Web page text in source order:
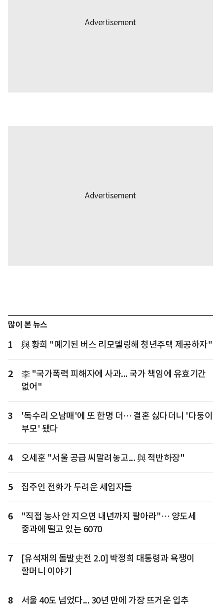
많이 본 뉴스
1 與 황희 "폐기된 버스 리모델링해 청년주택 제공하자"
2
李 "국가폭력 피해자에 사과... 국가 책임에 유효기간
없어"
3
'독수리 오남매'에 또 한명 더… 결혼 싫다더니 '다둥이
부모' 됐다
4 오세훈 "서울 공급 씨말려놓고... 與 적반하장"
5 집주인 전화가 두려운 세입자들
6
"직접 농사 안 지으면 내년까지 팔아라"… 양도세
중과에 떨고 있는 6070
7
[유석재의 돌발史전 2.0] 박정희 대통령과 욕쟁이
할머니 이야기
8 서울 40도 넘었다... 30년 만에 가장 뜨거운 입추